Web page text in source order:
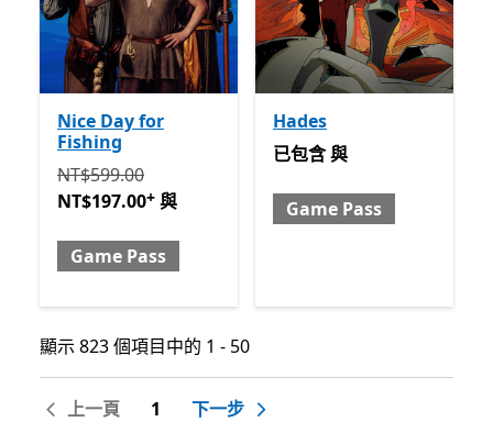
Nice Day for
Fishing
原價 NT$599.00 現價 NT$197.00 與 Game Pass
NT$599.00
NT$197.00+ 與
Game Pass
Hades
已包含 與 Game Pass
已包含與
Game Pass
顯示 823 個項目中的 1 - 50
顯示 823 個項目中的 1 - 50
上一頁 1 下一步